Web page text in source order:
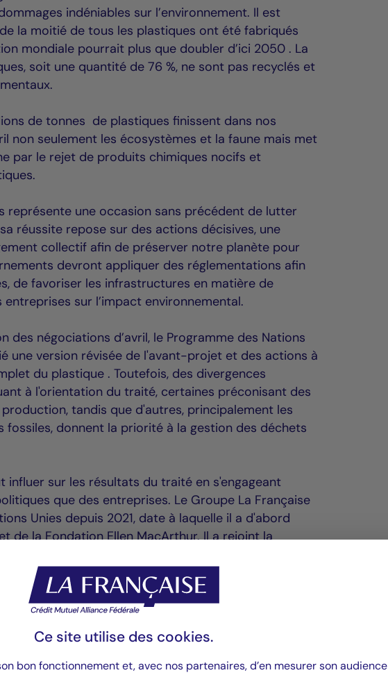
indéniables sur l’environnement. Il est
la moitié de tous les plastiques ont été fabriqués
mondiale pourrait plus que doubler d’ici 2050 . La
soit une quantité de 76 %, ne sont pas recyclés et
de tonnes de plastiques finissent dans nos
non seulement les écosystèmes et la faune mais met
par le rejet de produits chimiques nocifs et
représente une occasion sans précédent de lutter
réussite repose sur des actions décisives, une
collectif afin de préserver notre planète pour
devront appliquer des réglementations afin
de favoriser les infrastructures en matière de
sur l’impact environnemental.
des négociations d’avril, le Programme des Nations
une version révisée de l'avant-projet et des actions à
du plastique . Toutefois, des divergences
à l'orientation du traité, certaines préconisant des
tandis que d'autres, principalement les
donnent la priorité à la gestion des déchets
influer sur les résultats du traité en s'engageant
que des entreprises. Le Groupe La Française
Unies depuis 2021, date à laquelle il a d'abord
de la Fondation Ellen MacArthur. Il a rejoint la
en septembre 2022, date à laquelle il a été
a également noué le dialogue avec des
valeur du plastique. Il y aura plus d'opportunités
entrera en vigueur. Selon les estimations , les
devraient atteindre plus de 9 milliards de $ d'ici
de 16,8 %.
Ce site utilise des cookies.
bon fonctionnement et, avec nos partenaires, d’en mesurer son audience